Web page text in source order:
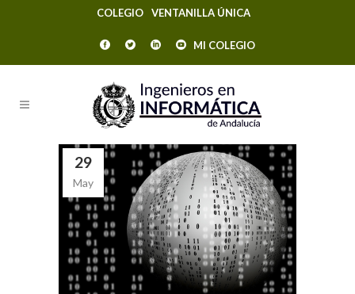
COLEGIO VENTANILLA ÚNICA
MI COLEGIO
29
May